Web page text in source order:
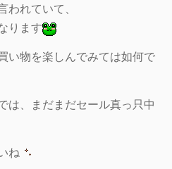
れていて、
ります
い物を楽しんでみては如何で
は、まだまだセール真っ只中
ね